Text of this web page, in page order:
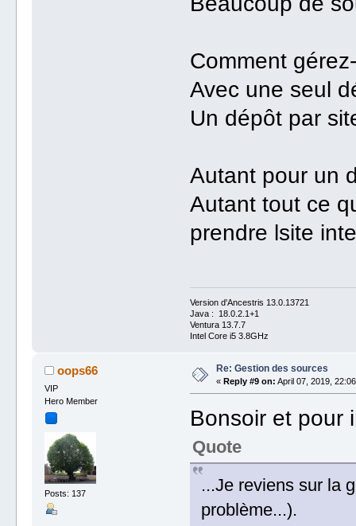
Comment
Avec une seul
Un dépôt par
Autant pour un
Autant tout ce
prendre lsite
Version d'Ancestris 13.0.13721
Java : 18.0.2.1+1
Ventura 13.7.7
Intel Core i5 3.8GHz
oops66
VIP
Hero Member
Posts: 137
Re: Gestion des sources
« Reply #9 on: April 07, 2019,
Bonsoir et pour
Quote
...Je reviens sur la
problème...).